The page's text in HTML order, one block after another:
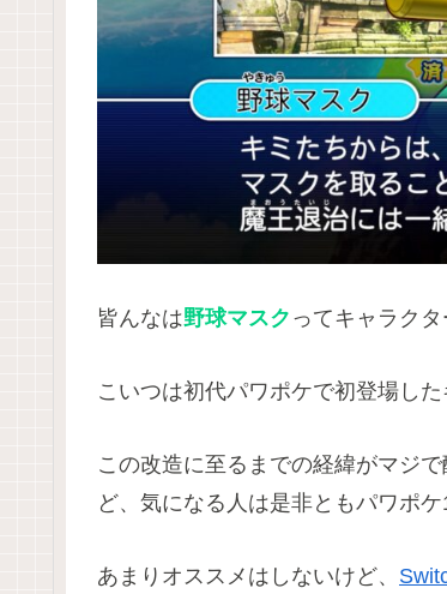
皆んなは野球マスク ってキャラク
こいつは初代パワポケで初登場し
この改造に至るまでの経緯がマジ
ど、気になる人は是非ともパワポ
あまりオススメはしないけど、